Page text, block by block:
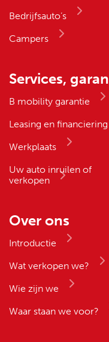
Bedrijfsauto’s
Campers
Services,
B mobility garantie
Leasing en financiering
Werkplaats
Uw auto inruilen of
verkopen
Over ons
Introductie
Wat verkopen we?
Wie zijn we
Waar staan we voor?